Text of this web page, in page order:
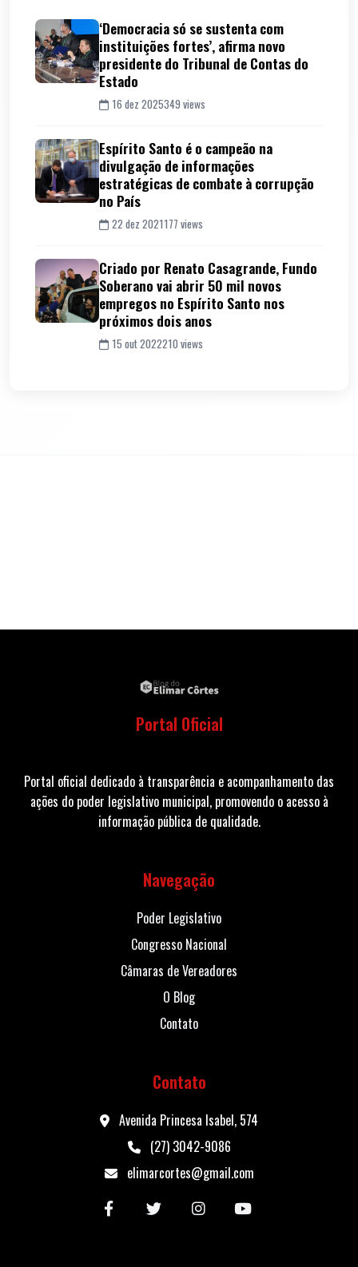
‘Democracia só se sustenta com
instituições fortes’, afirma novo
presidente do Tribunal de Contas do
Estado
16 dez 2025349 views
Espírito Santo é o campeão na
divulgação de informações
estratégicas de combate à corrupção
no País
22 dez 2021177 views
Criado por Renato Casagrande, Fundo
Soberano vai abrir 50 mil novos
empregos no Espírito Santo nos
próximos dois anos
15 out 2022210 views
Portal Oficial
Portal oficial dedicado à transparência e acompanhamento das
ações do poder legislativo municipal, promovendo o acesso à
informação pública de qualidade.
Navegação
Poder Legislativo
Congresso Nacional
Câmaras de Vereadores
O Blog
Contato
Contato
Avenida Princesa Isabel, 574
(27) 3042-9086
elimarcortes@gmail.com